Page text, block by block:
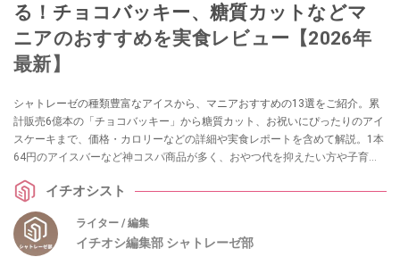
る！チョコバッキー、糖質カットなどマ
ニアのおすすめを実食レビュー【2026年
最新】
シャトレーゼの種類豊富なアイスから、マニアおすすめの13選をご紹介。累
計販売6億本の「チョコバッキー」から糖質カット、お祝いにぴったりのアイ
スケーキまで、価格・カロリーなどの詳細や実食レポートを含めて解説。1本
64円のアイスバーなど神コスパ商品が多く、おやつ代を抑えたい方や子育て
イチオシスト
ライター / 編集
イチオシ編集部 シャトレーゼ部